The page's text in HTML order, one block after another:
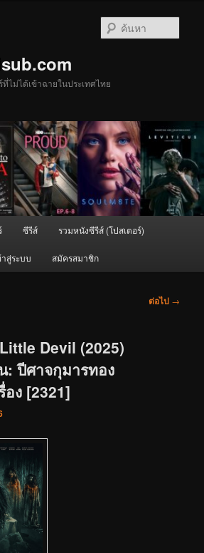
ไม่ได้เข้าฉายในประเทศไทย
ซีรีส์ รวมหนังซีรีส์ (โปสเตอร์)
าสู่ระบบ สมัครสมาชิก
ต่อไป →
Devil (2025)
: ปีศาจกุมารทอง
อง [2321]